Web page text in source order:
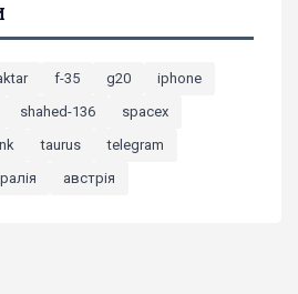
f-35 g20
iphone
shahed-136
spacex
taurus
telegram
австрія